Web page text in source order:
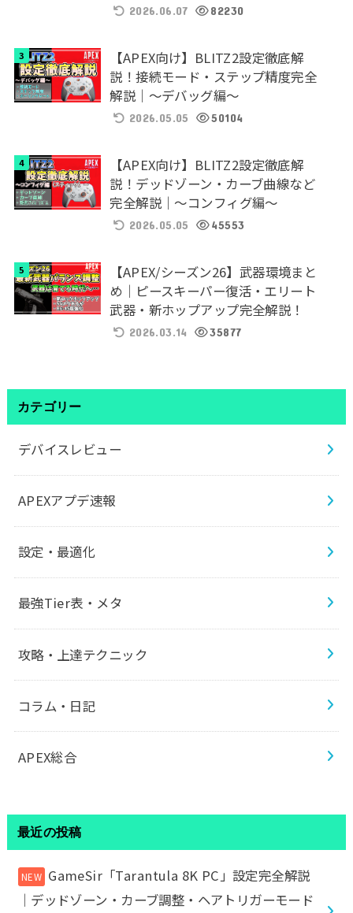
2026.06.07 82230
【APEX向け】BLITZ2設定徹底解
説！接続モード・ステップ精度完全
解説｜～デバッグ編～
2026.05.05 50104
【APEX向け】BLITZ2設定徹底解
説！デッドゾーン・カーブ曲線など
完全解説｜～コンフィグ編～
2026.05.05 45553
【APEX/シーズン26】武器環境まと
め｜ピースキーパー復活・エリート
武器・新ホップアップ完全解説！
2026.03.14 35877
カテゴリー
デバイスレビュー
APEXアプデ速報
設定・最適化
最強Tier表・メタ
攻略・上達テクニック
コラム・日記
APEX総合
最近の投稿
GameSir「Tarantula 8K PC」設定完全解説
｜デッドゾーン・カーブ調整・ヘアトリガーモード